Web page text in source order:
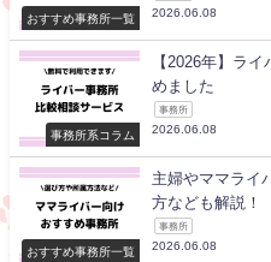
おすすめ事務所一覧 2026.06.08
事務所系コラム
【2026年】ラ
めました
事務所
2026.06.08
おすすめ事務所一覧
主婦やママライ
方なども解説！
事務所
2026.06.08